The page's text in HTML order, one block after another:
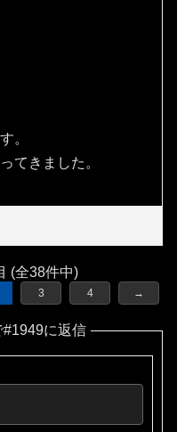
。
てきました。
(全38件中)
3 4 →
に返信